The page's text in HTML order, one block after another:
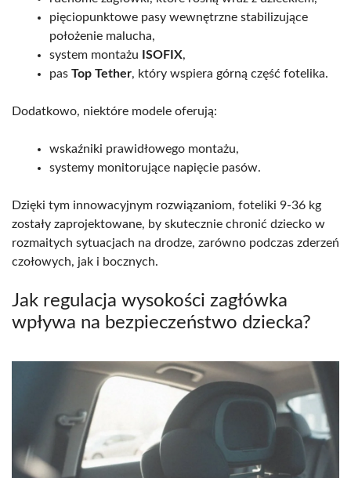
pięciopunktowe pasy wewnętrzne stabilizujące
położenie malucha,
system montażu
ISOFIX,
pas Top Tether, który wspiera górną część fotelika.
Dodatkowo, niektóre modele oferują:
wskaźniki prawidłowego montażu,
systemy monitorujące napięcie pasów.
Dzięki tym innowacyjnym rozwiązaniom, foteliki 9-36 kg
zostały zaprojektowane, by skutecznie chronić dziecko w
rozmaitych sytuacjach na drodze, zarówno podczas zderzeń
czołowych, jak i bocznych.
Jak regulacja wysokości zagłówka
wpływa na bezpieczeństwo dziecka?